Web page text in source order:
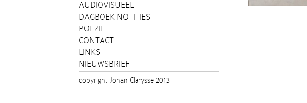
AUDIOVISUEEL
DAGBOEK NOTITIES
POËZIE
CONTACT
LINKS
NIEUWSBRIEF
copyright Johan Clarysse 2013